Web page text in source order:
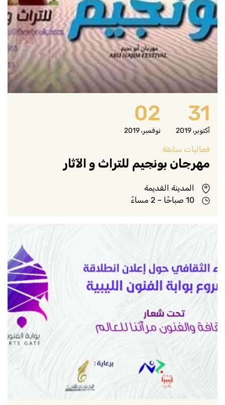
31
أكتوبر، 2019
02
نوفمبر، 2019
فعاليات سابقة
مهرجان بونجيم للتراث و الآثار
المدينة القديمة
10 صباحًا – 2 مساءً